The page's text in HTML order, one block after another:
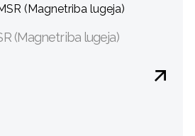
(Magnetriba lugeja)